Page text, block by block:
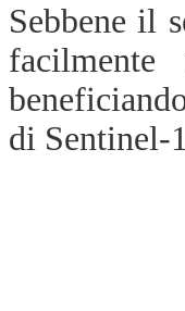
Sebbene il
di Sentinel-